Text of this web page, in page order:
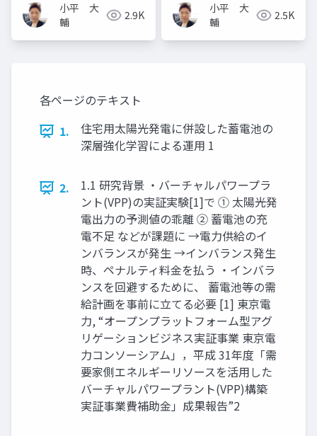
小平 大
輔
2.9K
小平 大
輔
2.5K
各ページのテキスト
1.
住宅用太陽光発電に併設した蓄電池の
深層強化学習による運用 1
2.
1.1 研究背景 ・バーチャルパワープラ
ント(VPP)の実証実験[1]で ① 太陽光発
電出力の予測値の乖離 ② 蓄電池の充
電不足 などが課題に →電力供給のイ
ンバランスが発生 →インバランス発生
時、ペナルティ料金を払う ・インバラ
ンスを回避するために、 蓄電池等の需
給計画を事前に立てる必要 [1] 東京電
力, “オープンプラットフォーム型アグ
リゲーションビジネス実証事業 東京電
力コンソーシアム」，平成 31年度「需
要家側エネルギーリソースを活用した
バーチャルパワープラント(VPP)構築
実証事業費補助金」成果報告”2